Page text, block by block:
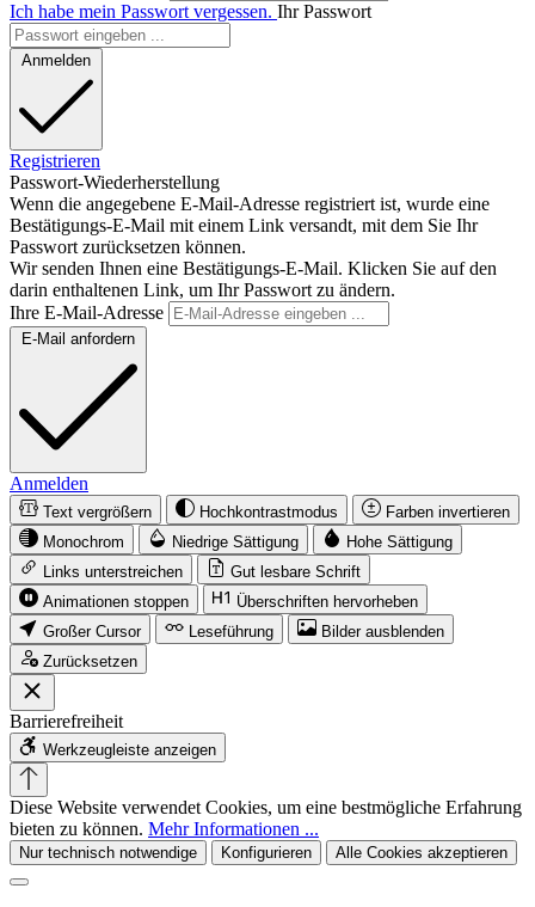
Ich habe mein Passwort vergessen. Ihr Passwort
Anmelden
Registrieren
Passwort-Wiederherstellung
Wenn die angegebene E-Mail-Adresse registriert ist, wurde eine
Bestätigungs-E-Mail mit einem Link versandt, mit dem Sie Ihr
Passwort zurücksetzen können.
Wir senden Ihnen eine Bestätigungs-E-Mail. Klicken Sie auf den
darin enthaltenen Link, um Ihr Passwort zu ändern.
Ihre E-Mail-Adresse
E-Mail anfordern
Anmelden
Text vergrößern Hochkontrastmodus
Farben invertieren
Monochrom
Niedrige Sättigung
Hohe Sättigung
Links unterstreichen
Gut lesbare Schrift
Animationen stoppen
Überschriften hervorheben
Großer Cursor
Leseführung
Bilder ausblenden
Zurücksetzen
Barrierefreiheit
Werkzeugleiste anzeigen
Diese Website verwendet Cookies, um eine bestmögliche Erfahrung
bieten zu können. Mehr Informationen ...
Nur technisch notwendige Konfigurieren Alle Cookies akzeptieren